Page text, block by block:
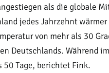
als die globale
jedes Jahrzehnt
von mehr als 30
Deutschlands. Während
Tage, berichtet Fink.